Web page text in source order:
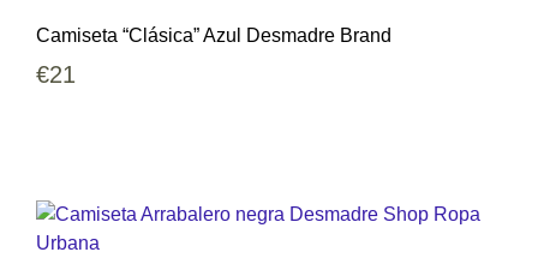
Camiseta “Clásica” Azul Desmadre Brand
€21